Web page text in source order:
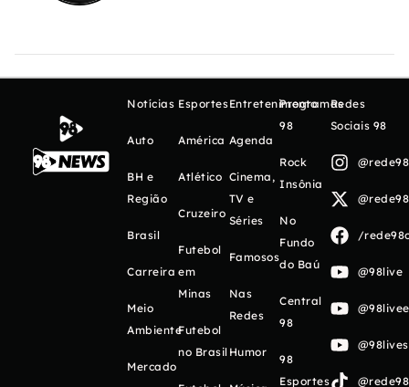
Notícias
Auto
BH e
Região
Brasil
Carreira
Meio
Ambiente
Mercado
Esportes
América
Atlético
Cruzeiro
Futebol
em
Minas
Futebol
no Brasil
Entretenimento
Agenda
Cinema,
TV e
Séries
Famosos
Nas
Redes
Humor
Programas
98
Rock
Insônia
No
Fundo
do Baú
Central
98
98
Esportes
Redes
Sociais 98
/
@98live